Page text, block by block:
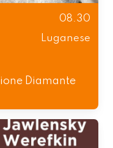
08.30
Luganese
Diamante